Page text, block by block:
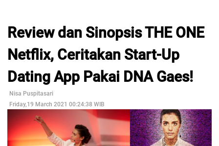
Review dan Sinopsis THE ONE
Netflix, Ceritakan Start-Up
Dating App Pakai DNA Gaes!
Nisa Puspitasari
Friday,19 March 2021 00:24:38 WIB